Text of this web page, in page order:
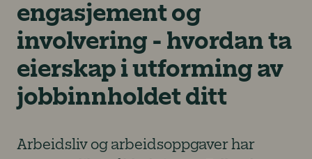
engasjement og
involvering - hvordan ta
eierskap i utforming av
jobbinnholdet ditt
Arbeidsliv og arbeidsoppgaver har